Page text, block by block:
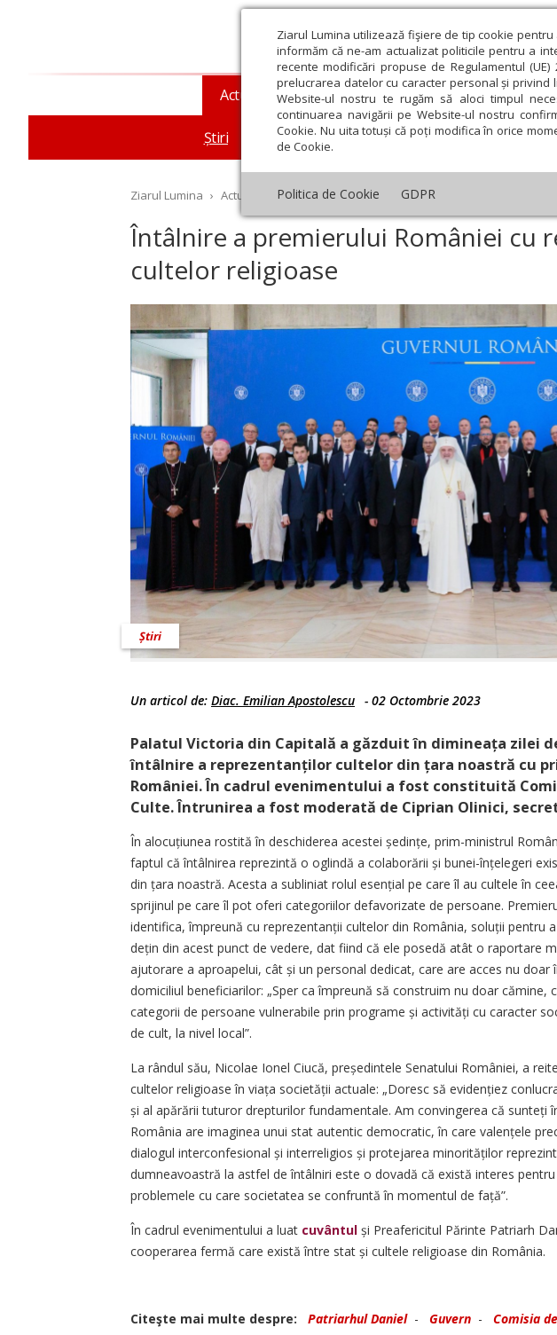
Ziarul Lumina utilizează fişiere de tip cookie
informăm că ne-am actualizat politicile pentru a
recente modificări propuse de Regulamentul
prelucrarea datelor cu caracter personal și
Website-ul nostru te rugăm să aloci timpul
continuarea navigării pe Website-ul nostru
Cookie. Nu uita totuși că poți modifica în orice
de Cookie.
Politica de Cookie GDPR
Actualitate religioasă
Știri Mesaje și cuvântări An omagial
Teologie și spiritualitate
Ziarul Lumina › Actualitate religioasă › Știri › Întâlnire a premierului
Întâlnire a premierului României cu
cultelor religioase
Știri
Un articol de: Diac. Emilian Apostolescu - 02 Octombrie 2023
Palatul Victoria din Capitală a găzduit în dimineața zilei
întâlnire a reprezentanților cultelor din țara noastră cu
României. În cadrul evenimentului a fost constituită
Culte. Întrunirea a fost moderată de Ciprian Olinici,
În alocuțiunea rostită în deschiderea acestei ședințe, prim-ministrul
faptul că întâlnirea reprezintă o oglindă a colaborării și bunei-înțelegeri
din țara noastră. Acesta a subliniat rolul esențial pe care îl au cultele în
sprijinul pe care îl pot oferi categoriilor defavorizate de persoane.
identifica, împreună cu reprezentanții cultelor din România, soluții pentru
dețin din acest punct de vedere, dat fiind că ele posedă atât o raportare
ajutorare a aproapelui, cât și un personal dedicat, care are acces nu doar
domiciliul beneficiarilor: „Sper ca împreună să construim nu doar cămine,
categorii de persoane vulnerabile prin programe și activități cu caracter
de cult, la nivel local”.
La rândul său, Nicolae Ionel Ciucă, președintele Senatului României, a
cultelor religioase în viața societății actuale: „Doresc să evidențiez
și al apărării tuturor drepturilor fundamentale. Am convingerea că sunteți
România are imaginea unui stat autentic democratic, în care valențele
dialogul interconfesional și interreligios și protejarea minorităților
dumneavoastră la astfel de întâlniri este o dovadă că există interes
problemele cu care societatea se confruntă în momentul de față”.
În cadrul evenimentului a luat cuvântul și Preafericitul Părinte Patriarh
cooperarea fermă care există între stat și cultele religioase din România.
Citeşte mai multe despre: Patriarhul Daniel- Guvern - Comisia
Decembrie